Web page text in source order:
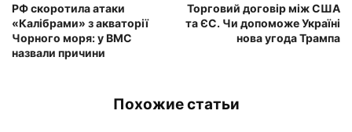
РФ скоротила атаки
«Калібрами» з акваторії
Чорного моря: у ВМС
назвали причини
Торговий договір між США
та ЄС. Чи допоможе Україні
нова угода Трампа
Похожие статьи